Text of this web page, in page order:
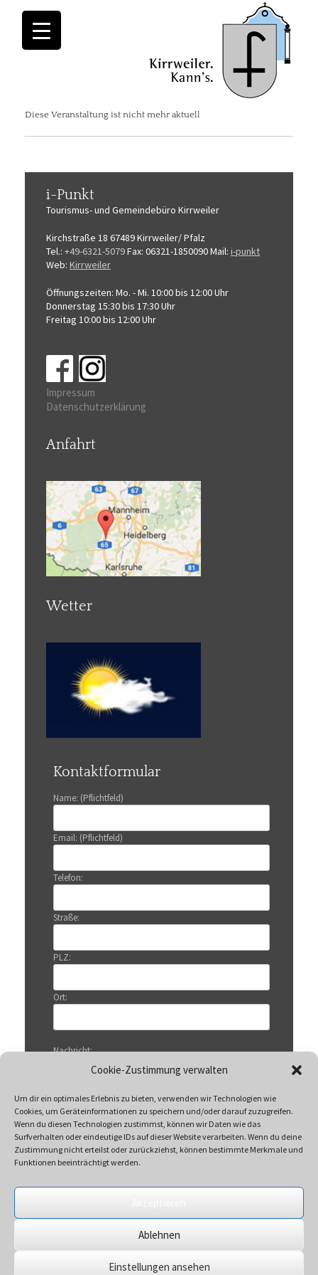
Cookie-Zustimmung verwalten
Um dir ein optimales Erlebnis zu bieten, verwenden wir Technologien wie
Cookies, um Geräteinformationen zu speichern und/oder darauf zuzugreifen.
Wenn du diesen Technologien zustimmst, können wir Daten wie das
Surfverhalten oder eindeutige IDs auf dieser Website verarbeiten. Wenn du deine
Zustimmung nicht erteilst oder zurückziehst, können bestimmte Merkmale und
Funktionen beeinträchtigt werden.
Ablehnen
Einstellungen ansehen
Diese Veranstaltung ist nicht mehr aktuell
i-Punkt
Tourismus-und Gemeindebüro Kirrweiler
Kirchstraße 18 67489 Kirrweiler/ Pfalz
Tel.: +49-6321-5079Fax: 06321-1850090Mail: i-punkt
Web: Kirrweiler
Öffnungszeiten: Mo. - Mi. 10:00 bis 12:00 Uhr
Donnerstag 15:30 bis 17:30 Uhr
Freitag 10:00 bis 12:00 Uhr
Impressum
Datenschutzerklärung
Anfahrt
Wetter
Kontaktformular
Name: (Pflichtfeld)
Email: (Pflichtfeld)
Telefon:
Straße:
PLZ:
Ort:
Nachricht:
Mit Klicken auf „Senden“ akzeptieren Sie unsere
Datenschutzerklärung